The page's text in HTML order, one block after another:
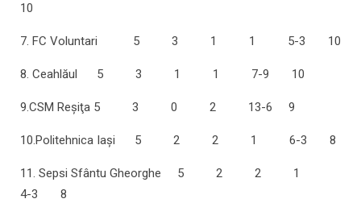
10
7. FC Voluntari 5 3 1 1 5-3 10
8. Ceahlăul 5 3 1 1 7-9 10
9.CSM Reşiţa 5 3 0 2 13-6 9
10.Politehnica Iaşi 5 2 2 1 6-3 8
11. Sepsi Sfântu Gheorghe 5 2 2 1
4-3 8